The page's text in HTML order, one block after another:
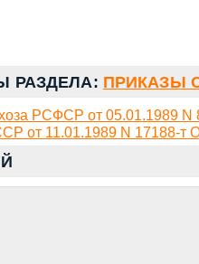
РАЗДЕЛА: ПРИКАЗЫ
РСФСР от 05.01.1989 N
от 11.01.1989 N 17188-т